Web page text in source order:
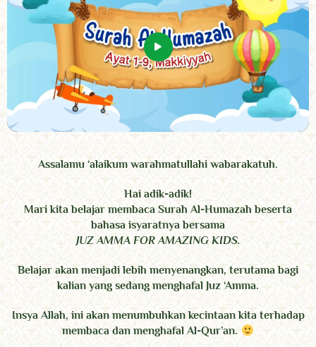
Assalamu ‘alaikum warahmatullahi wabarakatuh.
Hai adik-adik!
Mari kita belajar membaca Surah Al-Humazah beserta
bahasa isyaratnya bersama
JUZ AMMA FOR AMAZING KIDS.
Belajar akan menjadi lebih menyenangkan, terutama bagi
kalian yang sedang menghafal Juz ‘Amma.
Insya Allah, ini akan menumbuhkan kecintaan kita terhadap
membaca dan menghafal Al-Qur’an.